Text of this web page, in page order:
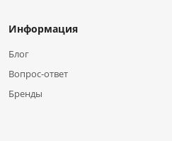
Информация
Блог
Вопрос-ответ
Бренды